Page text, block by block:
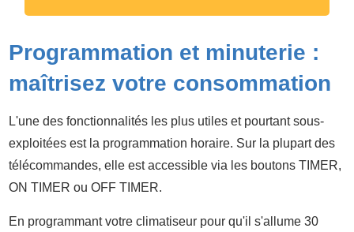
Programmation et minuterie :
maîtrisez votre consommation
L'une des fonctionnalités les plus utiles et pourtant sous-
exploitées est la programmation horaire. Sur la plupart des
télécommandes, elle est accessible via les boutons TIMER,
ON TIMER ou OFF TIMER.
En programmant votre climatiseur pour qu'il s'allume 30